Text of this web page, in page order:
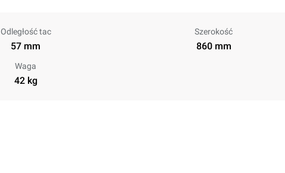
Odległość tac
57 mm
Szerokość
860 mm
Waga
42 kg